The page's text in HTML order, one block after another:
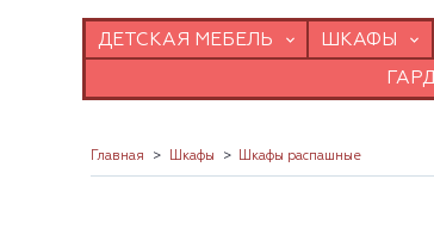
ДЕТСКАЯ МЕБЕЛЬ ШКАФЫ
Главная Шкафы Шкафы распашные